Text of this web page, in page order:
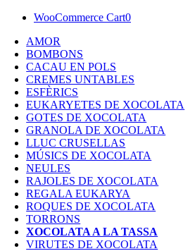
WooCommerce Cart0
AMOR
BOMBONS
CACAU EN POLS
CREMES UNTABLES
ESFÈRICS
EUKARYETES DE XOCOLATA
GOTES DE XOCOLATA
GRANOLA DE XOCOLATA
LLUC CRUSELLAS
MÚSICS DE XOCOLATA
NEULES
RAJOLES DE XOCOLATA
REGALA EUKARYA
ROQUES DE XOCOLATA
TORRONS
XOCOLATA A LA TASSA
VIRUTES DE XOCOLATA